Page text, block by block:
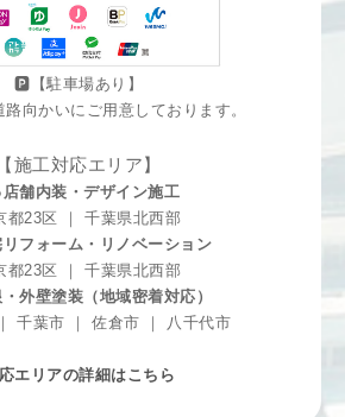
🅿️【駐車場あり】
向かいにご用意しております。
【施工対応エリア】
店舗内装・デザイン施工
都23区 ｜ 千葉県北西部
フォーム・リノベーション
都23区 ｜ 千葉県北西部
外壁塗装（地域密着対応）
千葉市 ｜ 佐倉市 ｜ 八千代市
エリアの詳細はこちら